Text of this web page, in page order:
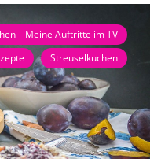
– Meine Auftritte im TV
Streuselkuchen